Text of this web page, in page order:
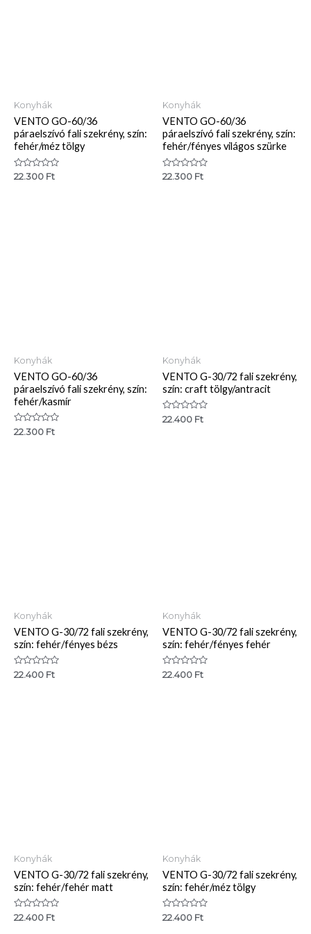
Konyhák
VENTO GO-60/36
páraelszívó fali szekrény, szín:
fehér/méz tölgy
Értékelés:
22.300 Ft
Konyhák
VENTO GO-60/36
páraelszívó fali szekrény, szín:
fehér/fényes világos szürke
Értékelés:
22.300 Ft
Konyhák
VENTO GO-60/36
páraelszívó fali szekrény, szín:
fehér/kasmír
Értékelés:
22.300 Ft
Konyhák
VENTO G-30/72 fali szekrény,
szín: craft tölgy/antracit
Értékelés:
22.400 Ft
Konyhák
VENTO G-30/72 fali szekrény,
szín: fehér/fényes bézs
Értékelés:
22.400 Ft
Konyhák
VENTO G-30/72 fali szekrény,
szín: fehér/fényes fehér
Értékelés:
22.400 Ft
Konyhák
VENTO G-30/72 fali szekrény,
szín: fehér/fehér matt
Értékelés:
22.400 Ft
Konyhák
VENTO G-30/72 fali szekrény,
szín: fehér/méz tölgy
Értékelés:
22.400 Ft